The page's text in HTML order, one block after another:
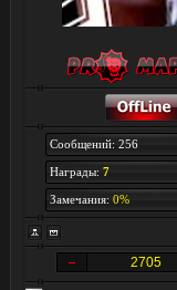
Сообщений: 256
Награды: 7
Замечания: 0%
2705